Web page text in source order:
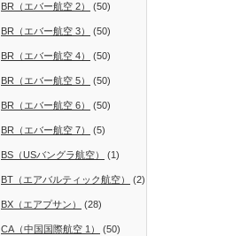
BR（エバー航空 2） (50)
BR（エバー航空 3） (50)
BR（エバー航空 4） (50)
BR（エバー航空 5） (50)
BR（エバー航空 6） (50)
BR（エバー航空 7） (5)
BS（USバングラ航空） (1)
BT（エアバルティック航空） (2)
BX（エアプサン） (28)
CA（中国国際航空 1） (50)